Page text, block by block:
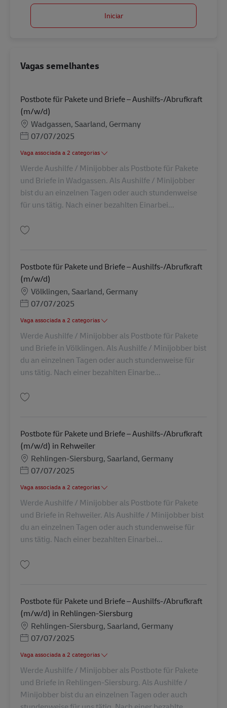
Iniciar
Vagas semelhantes
Postbote für Pakete und Briefe – Aushilfs-/Abrufkraft
(m/w/d)
Localização
Wadgassen, Saarland, Germany
Posted Date
07/07/2025
Vaga associada a 2 categorias
Werde Aushilfe / Minijobber als Postbote für Pakete
und Briefe in Wadgassen. Als Aushilfe / Minijobber
bist du an einzelnen Tagen oder auch stundenweise
für uns tätig. Nach einer bezahlten Einarbei...
Postbote für Pakete und Briefe – Aushilfs-/Abrufkraft
(m/w/d)
Localização
Völklingen, Saarland, Germany
Posted Date
07/07/2025
Vaga associada a 2 categorias
Werde Aushilfe / Minijobber als Postbote für Pakete
und Briefe in Völklingen. Als Aushilfe / Minijobber bist
du an einzelnen Tagen oder auch stundenweise für
uns tätig. Nach einer bezahlten Einarbe...
Postbote für Pakete und Briefe – Aushilfs-/Abrufkraft
(m/w/d) in Rehweiler
Localização
Rehlingen-Siersburg, Saarland, Germany
Posted Date
07/07/2025
Vaga associada a 2 categorias
Werde Aushilfe / Minijobber als Postbote für Pakete
und Briefe in Rehweiler. Als Aushilfe / Minijobber bist
du an einzelnen Tagen oder auch stundenweise für
uns tätig. Nach einer bezahlten Einarbei...
Postbote für Pakete und Briefe – Aushilfs-/Abrufkraft
(m/w/d) in Rehlingen-Siersburg
Localização
Rehlingen-Siersburg, Saarland, Germany
Posted Date
07/07/2025
Vaga associada a 2 categorias
Werde Aushilfe / Minijobber als Postbote für Pakete
und Briefe in Rehlingen-Siersburg. Als Aushilfe /
Minijobber bist du an einzelnen Tagen oder auch